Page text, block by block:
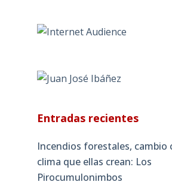
Entradas recientes
Incendios forestales, cambio
clima que ellas crean: Los
Pirocumulonimbos